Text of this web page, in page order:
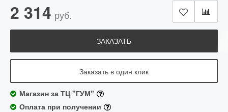
2 314 руб.
ЗАКАЗАТЬ
Заказать в один клик
Магазин за ТЦ "ГУМ"
Оплата при получении